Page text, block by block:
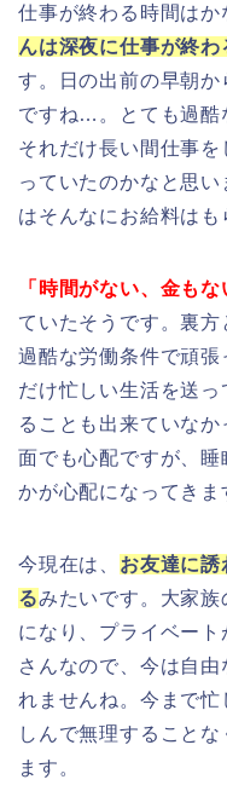
仕事が終わる時間はか
んは深夜に仕事が終
す。日の出前の早朝
ですね…。とても過酷
それだけ長い間仕事
っていたのかなと思
はそんなにお給料はも
「時間がない、金も
ていたそうです。裏
過酷な労働条件で頑
だけ忙しい生活を送
ることも出来ていな
面でも心配ですが、
かが心配になってきま
今現在は、 お友達に誘
るみたいです。大家
になり、プライベー
さんなので、今は自
れませんね。今まで
しんで無理すること
ます。